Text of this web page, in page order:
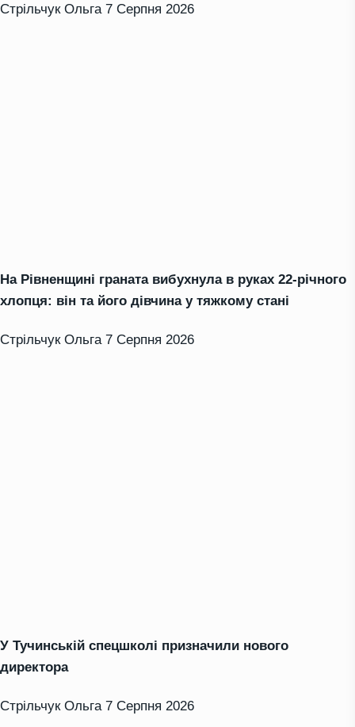
Стрільчук Ольга 7 Серпня 2026
На Рівненщині граната вибухнула в руках 22-річного
хлопця: він та його дівчина у тяжкому стані
Стрільчук Ольга 7 Серпня 2026
У Тучинській спецшколі призначили нового
директора
Стрільчук Ольга 7 Серпня 2026